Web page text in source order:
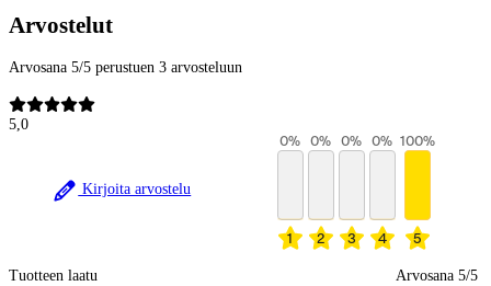
Arvostelut
Arvosana 5/5 perustuen 3 arvosteluun
5,0
Kirjoita arvostelu
1
0%
2
0%
3
0%
4
0%
5
100%
Tuotteen laatu Arvosana 5/5